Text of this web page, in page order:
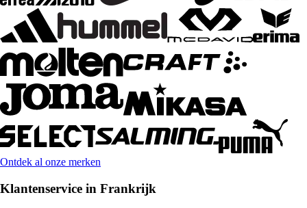
Ontdek al onze merken
Klantenservice in Frankrijk